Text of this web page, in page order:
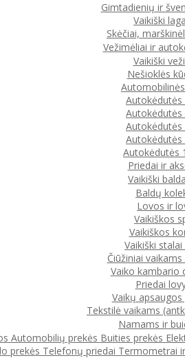
Gimtadienių ir
Vaikiški
Skėčiai,
Vežimėliai ir
Vaikiški
Nešioklės
Autokėdutės
Autokėdutės
Autokėdutės
Autokėdutės
Autokėdutės
Priedai ir
Vaikiški
Baldų
Lovos ir
Vaikiškos
Vaikiškos
Vaikiški
Čiūžiniai
Vaiko kambario
Priedai
Vaikų
Tekstilė vaikams
Namams ir
Automobilių prekės Buities prekės
prekės Telefonų priedai Termometrai